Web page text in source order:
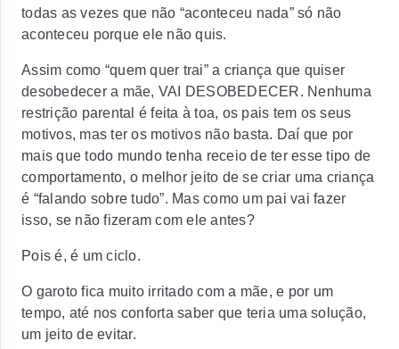
todas as vezes que não “aconteceu nada” só não
aconteceu porque ele não quis.
Assim como “quem quer trai” a criança que quiser
desobedecer a mãe, VAI DESOBEDECER. Nenhuma
restrição parental é feita à toa, os pais tem os seus
motivos, mas ter os motivos não basta. Daí que por
mais que todo mundo tenha receio de ter esse tipo de
comportamento, o melhor jeito de se criar uma criança
é “falando sobre tudo”. Mas como um pai vai fazer
isso, se não fizeram com ele antes?
Pois é, é um ciclo.
O garoto fica muito irritado com a mãe, e por um
tempo, até nos conforta saber que teria uma solução,
um jeito de evitar.